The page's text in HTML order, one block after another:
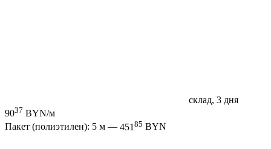
склад, 3 дня
9037 BYN/м
Пакет (полиэтилен): 5 м — 451 85 BYN